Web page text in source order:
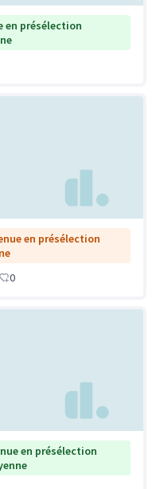
en présélection
en présélection
0
en présélection